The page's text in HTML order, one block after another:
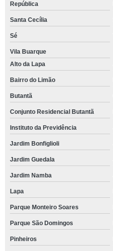
República
Santa Cecília
Sé
Vila Buarque
Alto da Lapa
Bairro do Limão
Butantã
Conjunto Residencial Butantã
Instituto da Previdência
Jardim Bonfiglioli
Jardim Guedala
Jardim Namba
Lapa
Parque Monteiro Soares
Parque São Domingos
Pinheiros